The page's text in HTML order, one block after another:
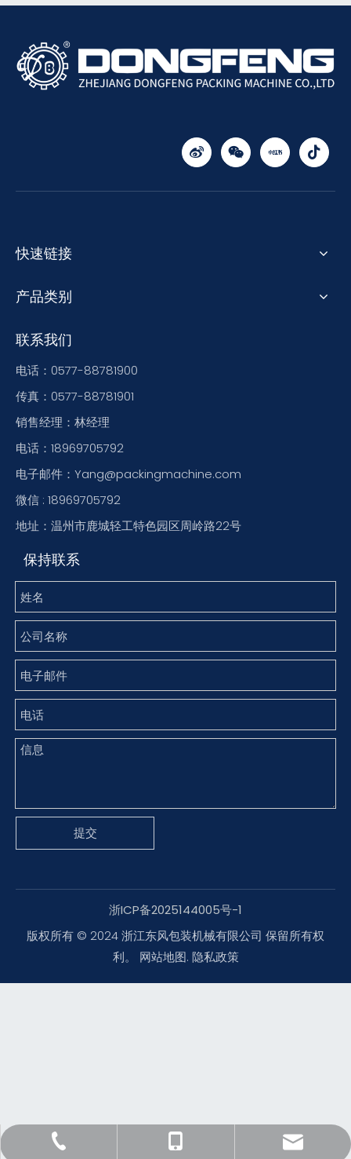
快速链接
0577-88781900
18969705792
Yang@packingmachine.com
产品类别
联系我们
电话：0577-88781900
传真：0577-88781901
销售经理：林经理
电话：18969705792
电子邮件：Yang@packingmachine.com
微信 : 18969705792
地址：温州市鹿城轻工特色园区周岭路22号
保持联系
提交
浙ICP备2025144005号-1
版权所有 © 2024 浙江东风包装机械有限公司 保留所有权
利。 网站地图. 隐私政策